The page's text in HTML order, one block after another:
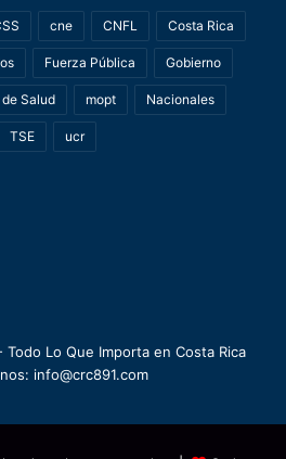
cne CNFL Costa Rica
Fuerza Pública Gobierno
Salud mopt Nacionales
TSE ucr
Todo Lo Que Importa en Costa Rica
info@crc891.com